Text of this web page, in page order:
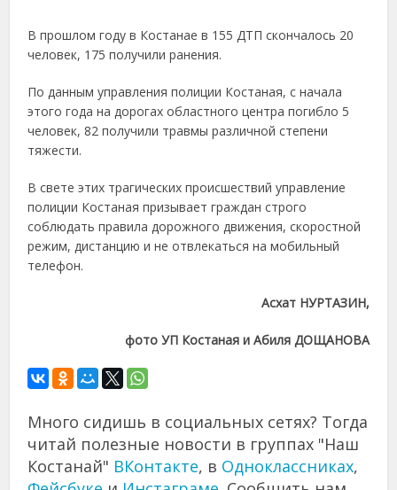
В прошлом году в Костанае в 155 ДТП скончалось 20
человек, 175 получили ранения.
По данным управления полиции Костаная, с начала
этого года на дорогах областного центра погибло 5
человек, 82 получили травмы различной степени
тяжести.
В свете этих трагических происшествий управление
полиции Костаная призывает граждан строго
соблюдать правила дорожного движения, скоростной
режим, дистанцию и не отвлекаться на мобильный
телефон.
Асхат НУРТАЗИН,
фото УП Костаная и Абиля ДОЩАНОВА
Много сидишь в социальных сетях? Тогда
читай полезные новости в группах "Наш
Костанай" ВКонтакте, в Одноклассниках,